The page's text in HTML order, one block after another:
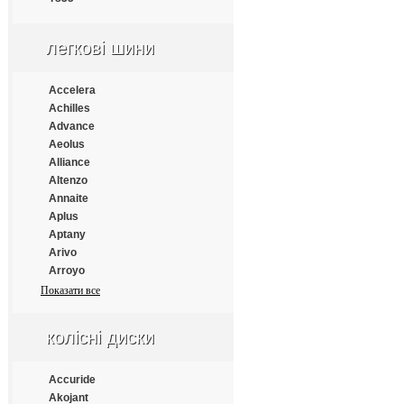
Continental
Cooper Chengshan
Cossack
CrossWind
Daewoo
Dayton
Debica
Deestone
Diamondback
Distance
Double Coin
Double Happiness
Double Road
Doublestar
Doupro
Duraturn
Eced
Ecovision
легкові шини
Accelera
Achilles
Advance
Aeolus
Alliance
Altenzo
Annaite
Aplus
Aptany
Arivo
Arroyo
Atlander
Austone
Bars
Barum
Показати все
колісні диски
Accuride
Akojant